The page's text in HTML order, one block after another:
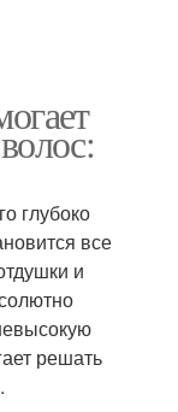
глубоко
все
и
решать